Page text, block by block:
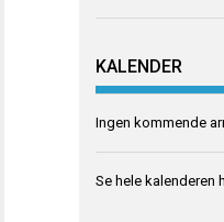
KALENDER
Ingen kommende
Se hele kalenderen